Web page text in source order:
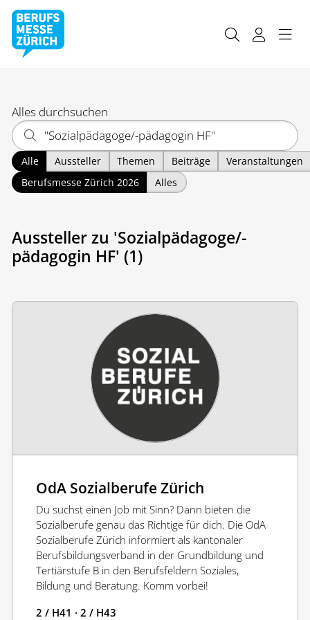
Alles durchsuchen
Alle Aussteller Themen Beiträge
Veranstaltungen
Berufsmesse Zürich 2026
Alles
Aussteller zu 'Sozialpädagoge/-
pädagogin HF' (1)
OdA Sozialberufe Zürich
Du suchst einen Job mit Sinn? Dann bieten die
Sozialberufe genau das Richtige für dich. Die OdA
Sozialberufe Zürich informiert als kantonaler
Berufsbildungsverband in der Grundbildung und
Tertiärstufe B in den Berufsfeldern Soziales,
Bildung und Beratung. Komm vorbei!
2 / H41 · 2 / H43